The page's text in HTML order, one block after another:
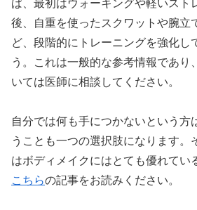
ば、最初はウォーキングや軽いスト
後、自重を使ったスクワットや腕立
ど、段階的にトレーニングを強化し
う。これは一般的な参考情報であり
いては医師に相談してください。
自分では何も手につかないという方
うことも一つの選択肢になります。
はボディメイクにはとても優れてい
こちらの記事をお読みください。